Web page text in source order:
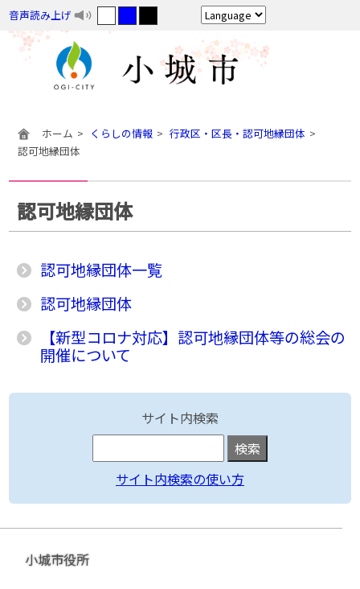
音声読み上げ
ホーム くらしの情報
行政区・区長・認可地縁団体
認可地縁団体
認可地縁団体
認可地縁団体一覧
認可地縁団体
【新型コロナ対応】認可地縁団体等の総会の
開催について
サイト内検索
サイト内検索の使い方
小城市役所